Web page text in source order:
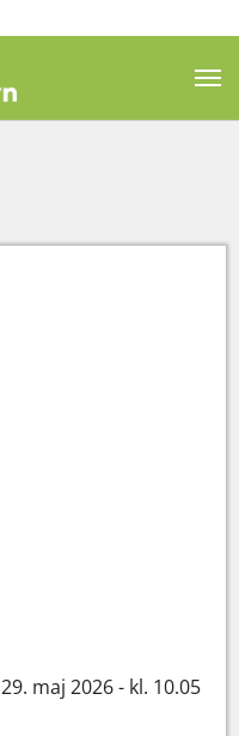
29. maj 2026 - kl. 10.05